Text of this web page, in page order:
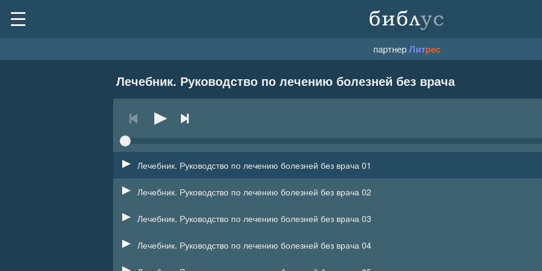
партнерЛитрес
Лечебник. Руководство по лечению болезней без врача
Лечебник. Руководство по лечению болезней без врача 01
Лечебник. Руководство по лечению болезней без врача 02
Лечебник. Руководство по лечению болезней без врача 03
Лечебник. Руководство по лечению болезней без врача 04